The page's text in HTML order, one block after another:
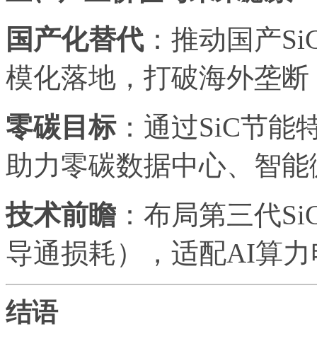
国产化替代：推动国产
模化落地，打破海外垄断
零碳目标：通过SiC节能
助力零碳数据中心、智
技术前瞻 ：布局第三代
导通损耗），适配AI算
结语